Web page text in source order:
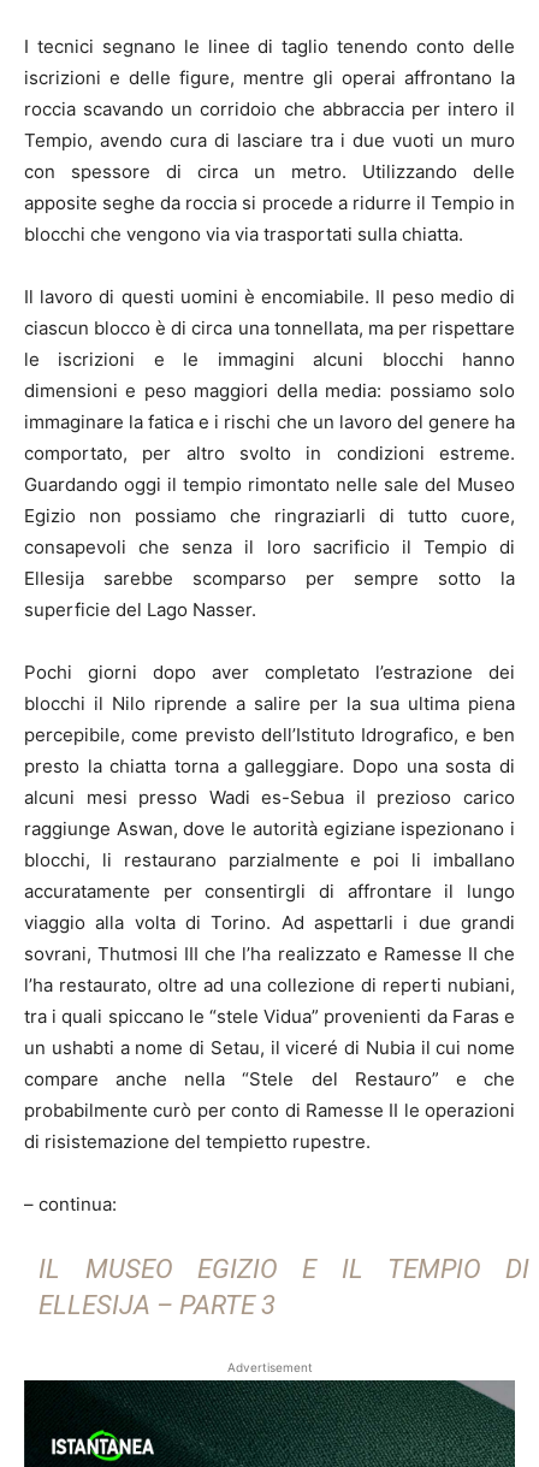
I tecnici segnano le linee di taglio tenendo conto delle
iscrizioni e delle figure, mentre gli operai affrontano la
roccia scavando un corridoio che abbraccia per intero il
Tempio, avendo cura di lasciare tra i due vuoti un muro
con spessore di circa un metro. Utilizzando delle
apposite seghe da roccia si procede a ridurre il Tempio in
blocchi che vengono via via trasportati sulla chiatta.
Il lavoro di questi uomini è encomiabile. Il peso medio di
ciascun blocco è di circa una tonnellata, ma per rispettare
le iscrizioni e le immagini alcuni blocchi hanno
dimensioni e peso maggiori della media: possiamo solo
immaginare la fatica e i rischi che un lavoro del genere ha
comportato, per altro svolto in condizioni estreme.
Guardando oggi il tempio rimontato nelle sale del Museo
Egizio non possiamo che ringraziarli di tutto cuore,
consapevoli che senza il loro sacrificio il Tempio di
Ellesija sarebbe scomparso per sempre sotto la
superficie del Lago Nasser.
Pochi giorni dopo aver completato l’estrazione dei
blocchi il Nilo riprende a salire per la sua ultima piena
percepibile, come previsto dell’Istituto Idrografico, e ben
presto la chiatta torna a galleggiare. Dopo una sosta di
alcuni mesi presso Wadi es-Sebua il prezioso carico
raggiunge Aswan, dove le autorità egiziane ispezionano i
blocchi, li restaurano parzialmente e poi li imballano
accuratamente per consentirgli di affrontare il lungo
viaggio alla volta di Torino. Ad aspettarli i due grandi
sovrani, Thutmosi III che l’ha realizzato e Ramesse II che
l’ha restaurato, oltre ad una collezione di reperti nubiani,
tra i quali spiccano le “stele Vidua” provenienti da Faras e
un ushabti a nome di Setau, il viceré di Nubia il cui nome
compare anche nella “Stele del Restauro” e che
probabilmente curò per conto di Ramesse II le operazioni
di risistemazione del tempietto rupestre.
– continua:
IL MUSEO EGIZIO E IL TEMPIO DI
ELLESIJA – PARTE 3
Advertisement